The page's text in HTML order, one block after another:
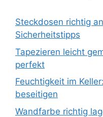
Steckdosen richtig
Sicherheitstipps
Tapezieren leicht
perfekt
Feuchtigkeit im
beseitigen
Wandfarbe richtig